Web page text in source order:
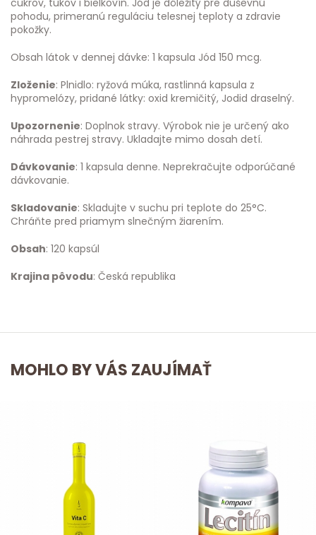
cukrov, tukov i bielkovín. Jód je dôležitý pre duševnú
pohodu, primeranú reguláciu telesnej teploty a zdravie
pokožky.
Obsah látok v dennej dávke: 1 kapsula Jód 150 mcg.
Zloženie: Plnidlo: ryžová múka, rastlinná kapsula z
hypromelózy, pridané látky: oxid kremičitý, Jodid draselný.
Upozornenie: Doplnok stravy. Výrobok nie je určený ako
náhrada pestrej stravy. Ukladajte mimo dosah detí.
Dávkovanie: 1 kapsula denne. Neprekračujte odporúčané
dávkovanie.
Skladovanie: Skladujte v suchu pri teplote do 25°C.
Chráňte pred priamym slnečným žiarením.
Obsah: 120 kapsúl
Krajina pôvodu: Česká republika
MOHLO BY VÁS ZAUJÍMAŤ